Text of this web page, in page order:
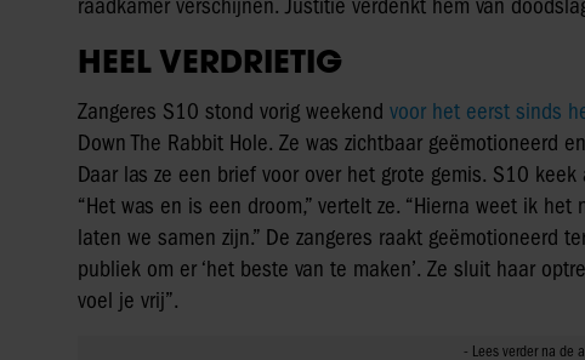
raadkamer verschijnen. Justitie verdenkt hem van
HEEL VERDRIETIG
Zangeres S10 stond vorig weekend voor het eerst sinds
Down The Rabbit Hole. Ze was zichtbaar geëmotioneerd
Daar las ze een brief voor over het grote gemis. S10
“Het was en is een droom,” vertelt ze. “Hierna weet ik
laten we samen zijn.” De zangeres raakt geëmotioneerd
publiek om er ‘het beste van te maken’. Ze sluit haar
voel je vrij”.